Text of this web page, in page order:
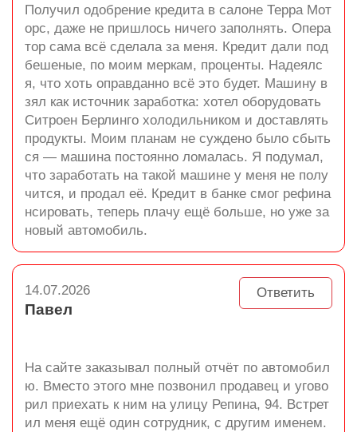
Получил одобрение кредита в салоне Терра Мот
орс, даже не пришлось ничего заполнять. Опера
тор сама всё сделала за меня. Кредит дали под
бешеные, по моим меркам, проценты. Надеялс
я, что хоть оправданно всё это будет. Машину в
зял как источник заработка: хотел оборудовать
Ситроен Берлинго холодильником и доставлять
продукты. Моим планам не суждено было сбыть
ся — машина постоянно ломалась. Я подумал,
что заработать на такой машине у меня не полу
чится, и продал её. Кредит в банке смог рефина
нсировать, теперь плачу ещё больше, но уже за
новый автомобиль.
Ответить
14.07.2026
Павел
На сайте заказывал полный отчёт по автомобил
ю. Вместо этого мне позвонил продавец и угово
рил приехать к ним на улицу Репина, 94. Встрет
ил меня ещё один сотрудник, с другим именем.